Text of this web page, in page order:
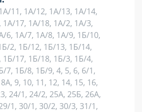
11, 1А/12, 1А/13, 1А/14,
1А/17, 1А/18, 1А/2, 1А/3,
6, 1А/7, 1А/8, 1А/9, 1Б/10,
2, 1Б/12, 1Б/13, 1Б/14,
1Б/17, 1Б/18, 1Б/3, 1Б/4,
7, 1Б/8, 1Б/9, 4, 5, 6, 6/1,
9, 10, 11, 12, 14, 15, 16,
24/1, 24/2, 25А, 25Б, 26А,
1, 30/1, 30/2, 30/3, 31/1,